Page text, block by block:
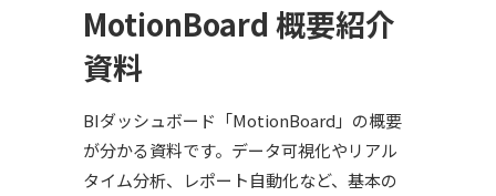
MotionBoard 概要紹介
資料
BIダッシュボード「MotionBoard」の概要
が分かる資料です。データ可視化やリアル
タイム分析、レポート自動化など、基本の